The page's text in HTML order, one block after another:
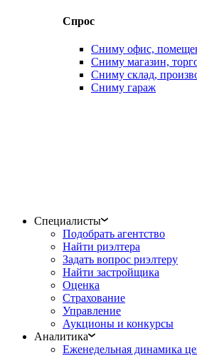
Спрос
Сниму офис,
Сниму магазин,
Сниму склад,
Сниму гараж
Специалисты
Подобрать агентство
Найти риэлтера
Задать вопрос риэлтеру
Найти застройщика
Оценка
Страхование
Управление
Аукционы и конкурсы
Аналитика
Еженедельная динамика